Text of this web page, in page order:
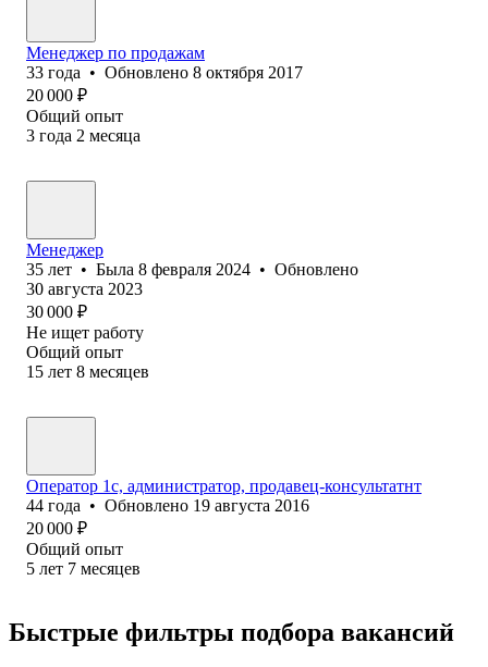
Менеджер по продажам
33 года • Обновлено 8 октября 2017
20 000 ₽
Общий опыт
3 года 2 месяца
Менеджер
35 лет • Была 8 февраля 2024 • Обновлено
30 августа 2023
30 000 ₽
Не ищет работу
Общий опыт
15 лет 8 месяцев
Оператор 1с, администратор, продавец-консультатнт
44 года • Обновлено 19 августа 2016
20 000 ₽
Общий опыт
5 лет 7 месяцев
Быстрые фильтры подбора вакансий